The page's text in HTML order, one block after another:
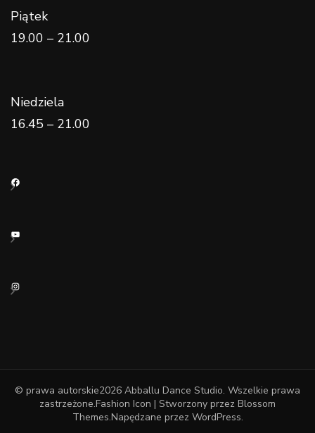
Piątek
19.00 – 21.00
Niedziela
16.45 – 21.00
Facebook
YouTube
Instagram
© prawa autorskie2026 Abballu Dance Studio. Wszelkie prawa
zastrzeżone.Fashion Icon | Stworzony przez Blossom
Themes.Napędzane przez WordPress.